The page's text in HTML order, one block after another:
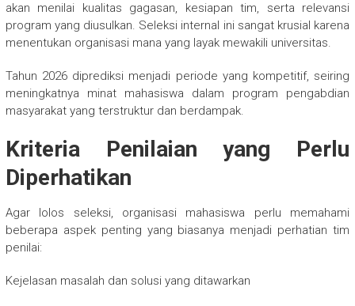
akan menilai kualitas gagasan, kesiapan tim, serta relevansi
program yang diusulkan. Seleksi internal ini sangat krusial karena
menentukan organisasi mana yang layak mewakili universitas.
Tahun 2026 diprediksi menjadi periode yang kompetitif, seiring
meningkatnya minat mahasiswa dalam program pengabdian
masyarakat yang terstruktur dan berdampak.
Kriteria Penilaian yang Perlu
Diperhatikan
Agar lolos seleksi, organisasi mahasiswa perlu memahami
beberapa aspek penting yang biasanya menjadi perhatian tim
penilai:
Kejelasan masalah dan solusi yang ditawarkan